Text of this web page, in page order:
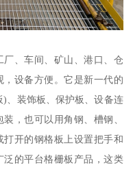
、车间、矿山、港口、仓
设备方便。它是新一代的
、装饰板、保护板、设备连
，也可以用角钢、槽钢、
开的钢格板上设置把手和
的平台格栅板产品，这类